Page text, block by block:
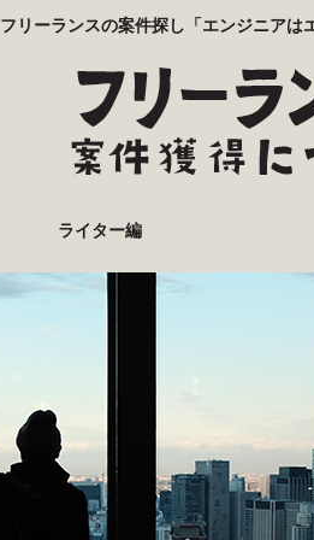
フリーランスの案件探し「エンジニアは
ライター編